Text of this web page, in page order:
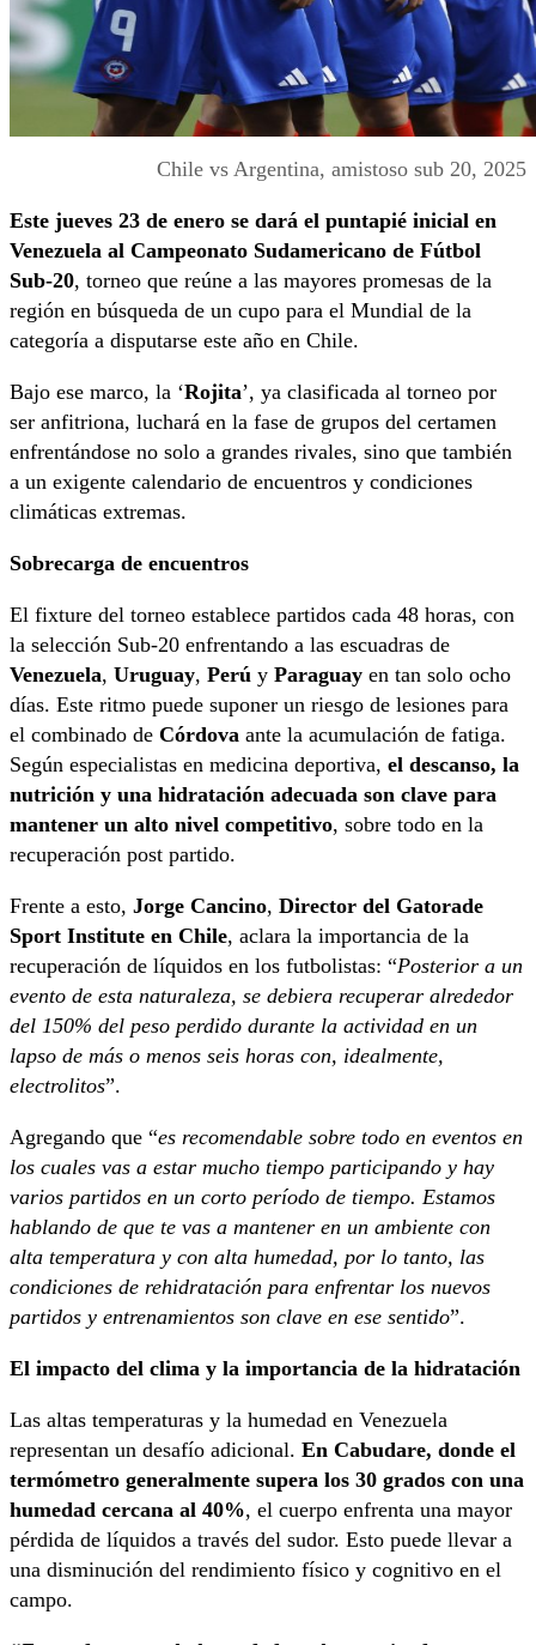
Chile vs Argentina, amistoso sub 20, 2025
Este jueves 23 de enero se dará el puntapié inicial en
Venezuela al Campeonato Sudamericano de Fútbol
Sub-20, torneo que reúne a las mayores promesas de la
región en búsqueda de un cupo para el Mundial de la
categoría a disputarse este año en Chile.
Bajo ese marco, la ‘Rojita’, ya clasificada al torneo por
ser anfitriona, luchará en la fase de grupos del certamen
enfrentándose no solo a grandes rivales, sino que también
a un exigente calendario de encuentros y condiciones
climáticas extremas.
Sobrecarga de encuentros
El fixture del torneo establece partidos cada 48 horas, con
la selección Sub-20 enfrentando a las escuadras de
Venezuela, Uruguay, Perú y Paraguay en tan solo ocho
días. Este ritmo puede suponer un riesgo de lesiones para
el combinado de Córdova ante la acumulación de fatiga.
Según especialistas en medicina deportiva, el descanso, la
nutrición y una hidratación adecuada son clave para
mantener un alto nivel competitivo, sobre todo en la
recuperación post partido.
Frente a esto, Jorge Cancino, Director del Gatorade
Sport Institute en Chile, aclara la importancia de la
recuperación de líquidos en los futbolistas: “Posterior a un
evento de esta naturaleza, se debiera recuperar alrededor
del 150% del peso perdido durante la actividad en un
lapso de más o menos seis horas con, idealmente,
electrolitos”.
Agregando que “es recomendable sobre todo en eventos en
los cuales vas a estar mucho tiempo participando y hay
varios partidos en un corto período de tiempo. Estamos
hablando de que te vas a mantener en un ambiente con
alta temperatura y con alta humedad, por lo tanto, las
condiciones de rehidratación para enfrentar los nuevos
partidos y entrenamientos son clave en ese sentido”.
El impacto del clima y la importancia de la hidratación
Las altas temperaturas y la humedad en Venezuela
representan un desafío adicional. En Cabudare, donde el
termómetro generalmente supera los 30 grados con una
humedad cercana al 40%, el cuerpo enfrenta una mayor
pérdida de líquidos a través del sudor. Esto puede llevar a
una disminución del rendimiento físico y cognitivo en el
campo.